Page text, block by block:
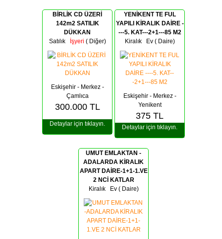
BİRLİK CD ÜZERİ
142m2 SATILIK
DÜKKAN
Satılık
İşyeri ( Diğer)
Eskişehir - Merkez -
Çamlıca
300.000 TL
Detaylar için tıklayın.
YENİKENT TE FUL
YAPILI KİRALIK DAİRE -
---5. KAT---2+1---85 M2
KiralıkEv ( Daire)
Eskişehir - Merkez -
Yenikent
375 TL
Detaylar için tıklayın.
UMUT EMLAKTAN -
ADALARDA KİRALIK
APART DAİRE-1+1-1.VE
2 NCİ KATLAR
KiralıkEv ( Daire)